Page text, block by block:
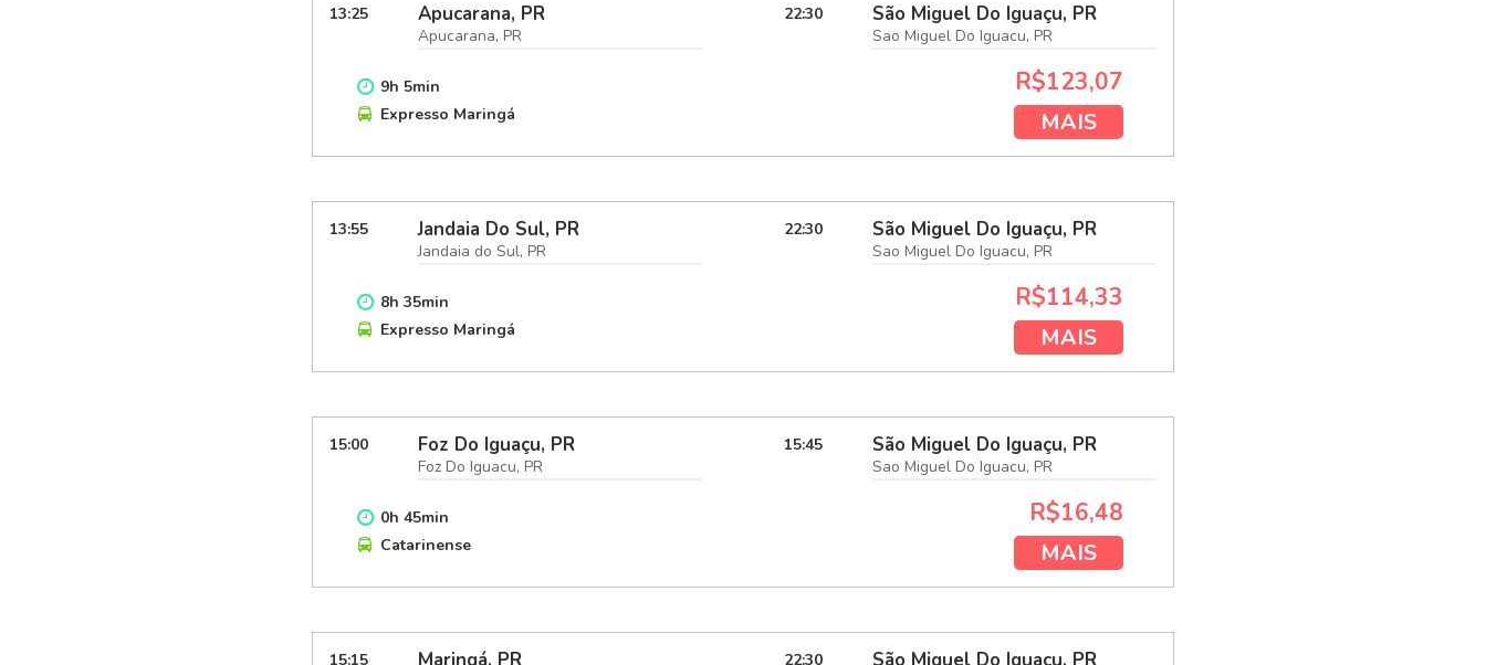
13:25 Apucarana, PR
Apucarana, PR
22:30 São Miguel Do Iguaçu, PR
Sao Miguel Do Iguacu, PR
9h 5min
Expresso Maringá
R$123,07
MAIS
13:55 Jandaia Do Sul, PR
Jandaia do Sul, PR
22:30 São Miguel Do Iguaçu, PR
Sao Miguel Do Iguacu, PR
8h 35min
Expresso Maringá
R$114,33
MAIS
15:00 Foz Do Iguaçu, PR
Foz Do Iguacu, PR
15:45 São Miguel Do Iguaçu, PR
Sao Miguel Do Iguacu, PR
0h 45min
Catarinense
R$16,48
MAIS
15:15 22:30